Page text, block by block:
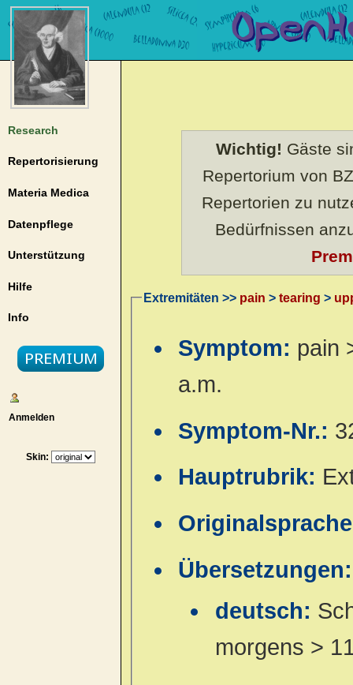
Research
Repertorisierung
Materia Medica
Datenpflege
Unterstützung
Hilfe
Info
Anmelden
Skin:
Wichtig! Gäste
Repertorium von
Repertorien zu
Bedürfnissen
Extremitäten >> pain > tearing >
Symptom: pain
a.m.
Symptom-Nr.:
Hauptrubrik:
Übersetzungen:
deutsch:
morgens >